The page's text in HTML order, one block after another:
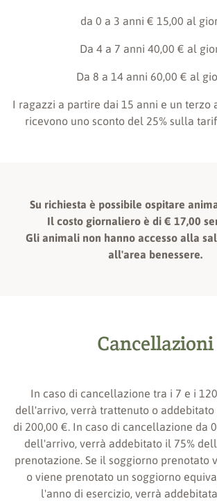
da 0 a 3 anni € 15,00 al
Da 4 a 7 anni 40,00 € al
Da 8 a 14 anni 60,00 € al
I ragazzi a partire dai 15 anni e un terzo
ricevono uno sconto del 25% sulla
Su richiesta è possibile ospitare
Il costo giornaliero è di € 17,00
Gli animali non hanno accesso alla
all'area benessere.
Cancellazioni
In caso di cancellazione tra i 7 e i
dell'arrivo, verrà trattenuto o addebitato
di 200,00 €. In caso di cancellazione da
dell'arrivo, verrà addebitato il 75%
prenotazione. Se il soggiorno prenotato
o viene prenotato un soggiorno
l'anno di esercizio, verrà